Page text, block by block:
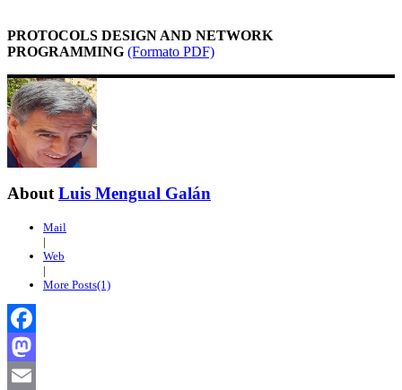
PROTOCOLS DESIGN AND NETWORK
PROGRAMMING (Formato PDF)
AboutLuis Mengual Galán
Mail
|
Web
|
More Posts(1)
Facebook
Mastodon